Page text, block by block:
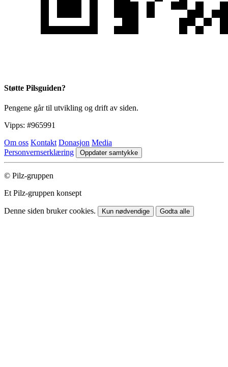
Støtte Pilsguiden?
Pengene går til utvikling og drift av siden.
Vipps: #965991
Om oss Kontakt Donasjon Media
Personvernserklæring
Oppdater samtykke
© Pilz-gruppen
Et Pilz-gruppen konsept
Denne siden bruker cookies. Kun nødvendige Godta alle